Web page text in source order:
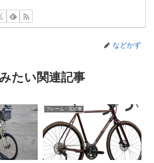
などかず
たい関連記事
フレーム・完成車